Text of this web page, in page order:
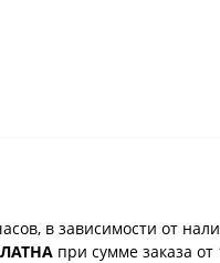
в зависимости от
при сумме заказа от